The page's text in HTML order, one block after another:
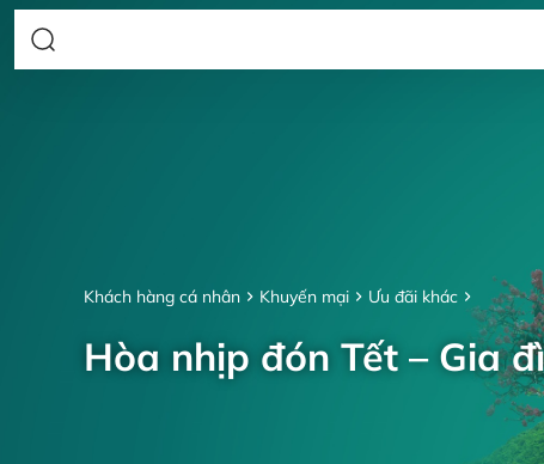
Khách hàng cá nhân Khuyến mại Ưu đãi khác
Hòa nhịp đón Tết – Gia